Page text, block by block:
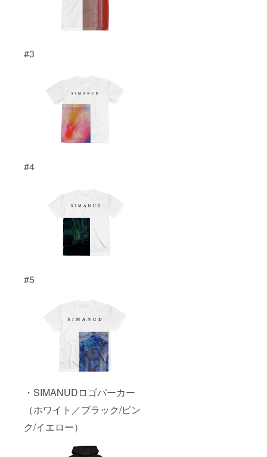
#3
#4
#5
・SIMANUDロゴパーカー
（ホワイト／ブラック/ピン
ク/イエロー）